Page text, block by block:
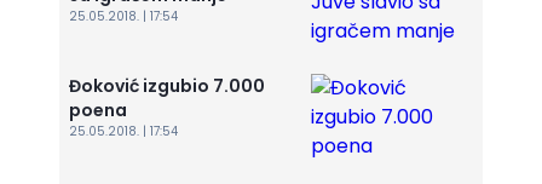
25.05.2018. | 17:54
Đoković izgubio 7.000
poena
25.05.2018. | 17:54